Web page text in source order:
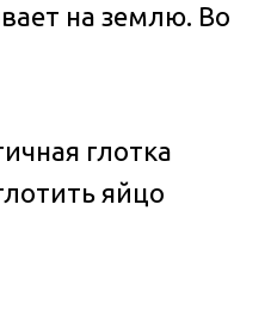
на землю. Во
глотка
яйцо